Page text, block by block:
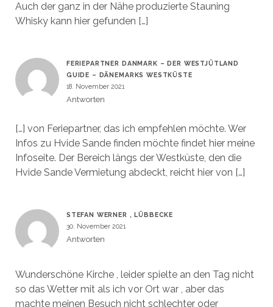
Auch der ganz in der Nähe produzierte Stauning
Whisky kann hier gefunden […]
FERIEPARTNER DANMARK – DER WESTJÜTLAND
GUIDE – DÄNEMARKS WESTKÜSTE
18. November 2021
Antworten
[…] von Feriepartner, das ich empfehlen möchte. Wer
Infos zu Hvide Sande finden möchte findet hier meine
Infoseite. Der Bereich längs der Westküste, den die
Hvide Sande Vermietung abdeckt, reicht hier von […]
STEFAN WERNER , LÜBBECKE
30. November 2021
Antworten
Wunderschöne Kirche , leider spielte an den Tag nicht
so das Wetter mit als ich vor Ort war , aber das
machte meinen Besuch nicht schlechter oder